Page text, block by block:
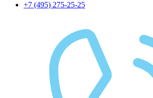
+7 (495) 275-25-25